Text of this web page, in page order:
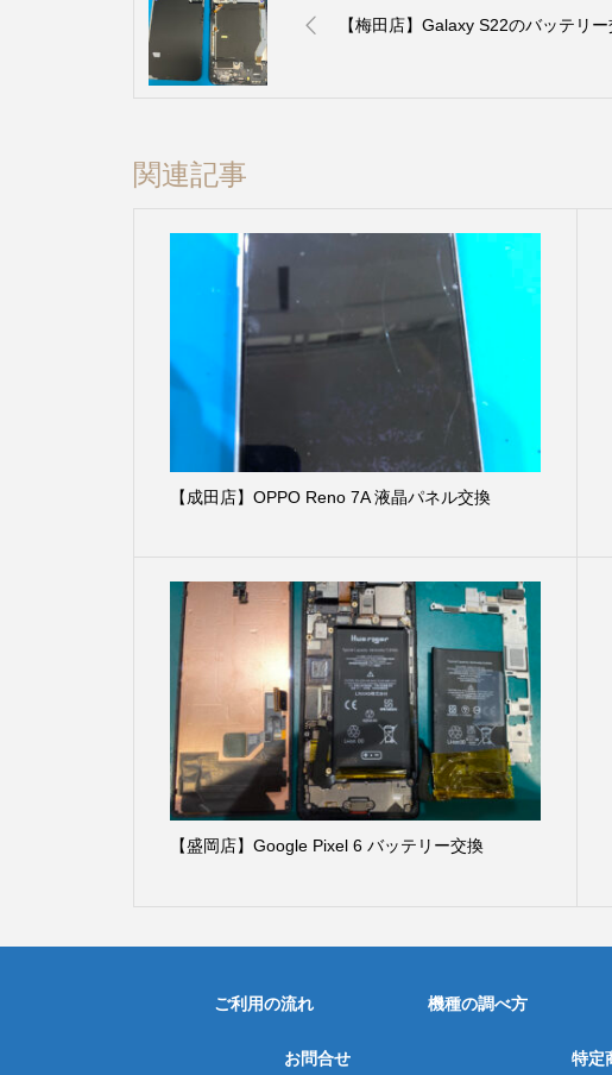
【梅田店】Galaxy S22のバッテリ
関連記事
【成田店】OPPO Reno 7A 液晶パネル交換
【盛岡店】Google Pixel 6 バッテリー交換
ご利用の流れ 機種の調べ方
お問合せ 特定